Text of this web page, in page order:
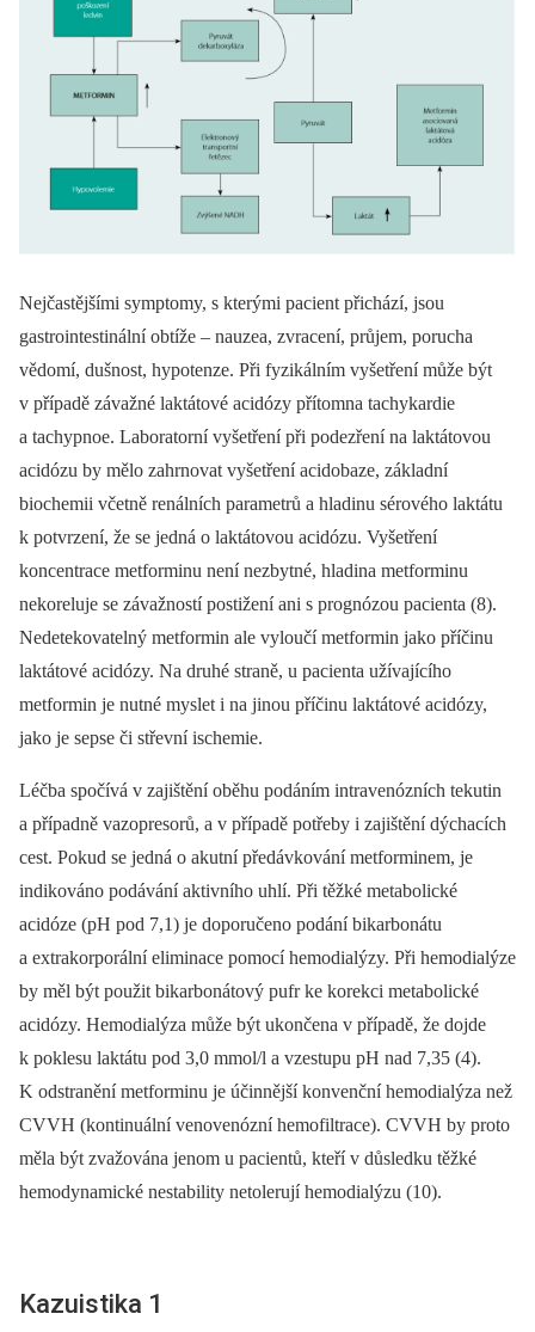
Nejčastějšími symptomy, s kterými pacient přichází, jsou
gastrointestinální obtíže –⁠ nauzea, zvracení, průjem, porucha
vědomí, dušnost, hypotenze. Při fyzikálním vyšetření může být
v případě závažné laktátové acidózy přítomna tachykardie
a tachypnoe. Laboratorní vyšetření při podezření na laktátovou
acidózu by mělo zahrnovat vyšetření acidobaze, základní
biochemii včetně renálních parametrů a hladinu sérového laktátu
k potvrzení, že se jedná o laktátovou acidózu. Vyšetření
koncentrace metforminu není nezbytné, hladina metforminu
nekoreluje se závažností postižení ani s prognózou pacienta (8).
Nedetekovatelný metformin ale vyloučí metformin jako příčinu
laktátové acidózy. Na druhé straně, u pacienta užívajícího
metformin je nutné myslet i na jinou příčinu laktátové acidózy,
jako je sepse či střevní ischemie.
Léčba spočívá v zajištění oběhu podáním intravenózních tekutin
a případně vazopresorů, a v případě potřeby i zajištění dýchacích
cest. Pokud se jedná o akutní předávkování metforminem, je
indikováno podávání aktivního uhlí. Při těžké metabolické
acidóze (pH pod 7,1) je doporučeno podání bikarbonátu
a extrakorporální eliminace pomocí hemodialýzy. Při hemodialýze
by měl být použit bikarbonátový pufr ke korekci metabolické
acidózy. Hemodialýza může být ukončena v případě, že dojde
k poklesu laktátu pod 3,0 mmol/l a vzestupu pH nad 7,35 (4).
K odstranění metforminu je účinnější konvenční hemodialýza než
CVVH (kontinuální venovenózní hemofiltrace). CVVH by proto
měla být zvažována jenom u pacientů, kteří v důsledku těžké
hemodynamické nestability netolerují hemodialýzu (10).
Kazuistika 1